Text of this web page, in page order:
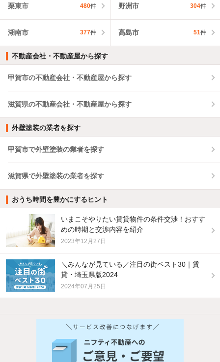
栗東市 480件 野洲市 304件
湖南市 377件 高島市 51件
不動産会社・不動産屋から探す
甲賀市の不動産会社・不動産屋から探す
滋賀県の不動産会社・不動産屋から探す
外壁塗装の業者を探す
甲賀市で外壁塗装の業者を探す
滋賀県で外壁塗装の業者を探す
おうち時間を豊かにするヒント
いまこそやりたい賃貸物件の条件交渉！おすす
めの時期と交渉内容を紹介
2023年12月27日
＼みんなが見ている／注目の街ベスト30｜賃
貸・埼玉県版2024
2024年07月25日
他の人はこんな条件で絞り込んでいます！
バス・トイレ別 2階以上